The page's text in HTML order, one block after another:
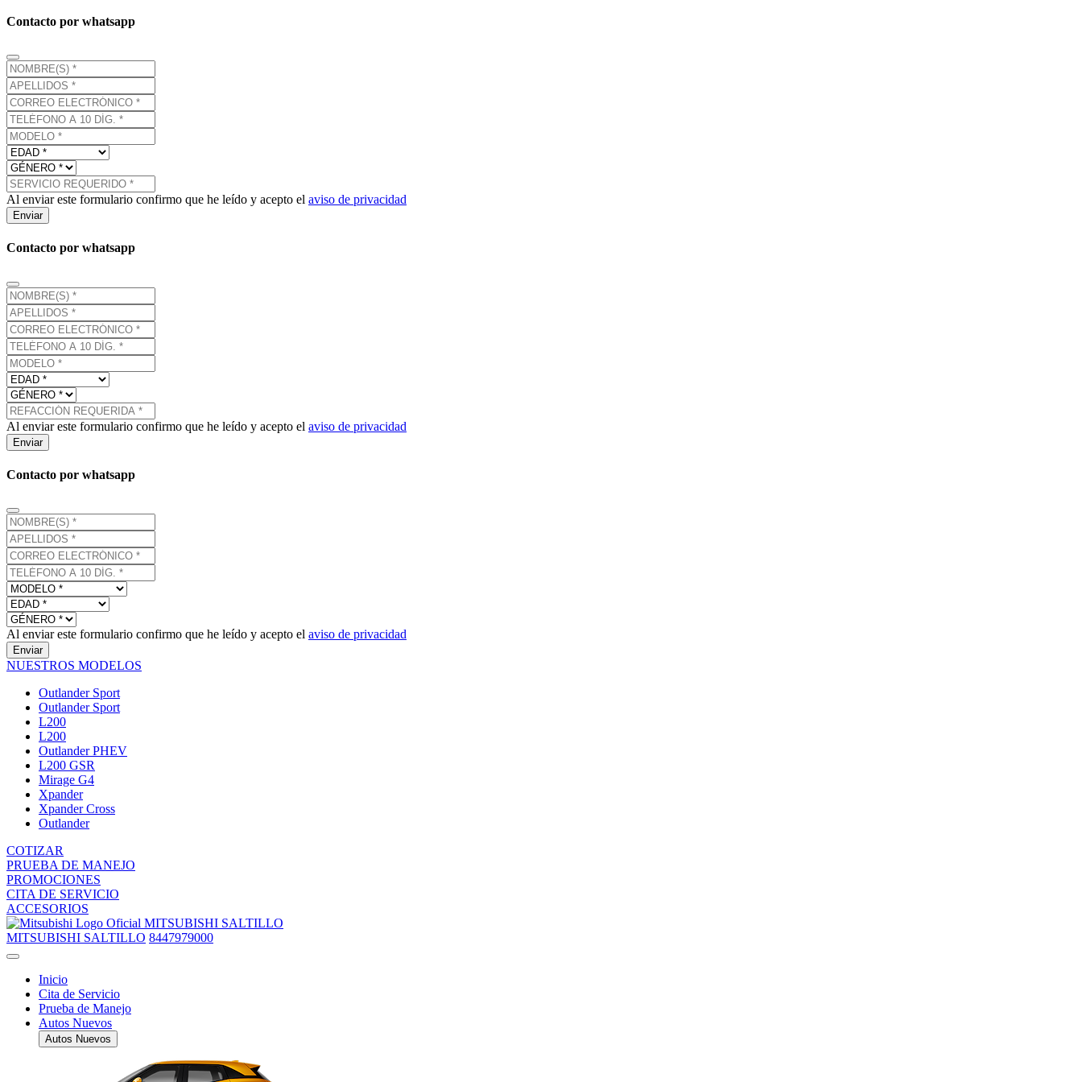
Contacto por whatsapp
Al enviar este formulario confirmo que he leído y acepto el aviso de privacidad
Enviar
Contacto por whatsapp
Al enviar este formulario confirmo que he leído y acepto el aviso de privacidad
Enviar
Contacto por whatsapp
Al enviar este formulario confirmo que he leído y acepto el aviso de privacidad
Enviar
NUESTROS MODELOS
Outlander Sport
Outlander Sport
L200
L200
Outlander PHEV
L200 GSR
Mirage G4
Xpander
Xpander Cross
Outlander
COTIZAR
PRUEBA DE MANEJO
PROMOCIONES
CITA DE SERVICIO
ACCESORIOS
MITSUBISHI SALTILLO
MITSUBISHI SALTILLO 8447979000
Inicio
Cita de Servicio
Prueba de Manejo
Autos Nuevos
Autos Nuevos